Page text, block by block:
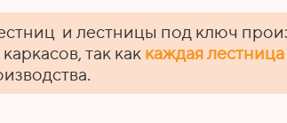
и лестницы под ключ
так как каждая